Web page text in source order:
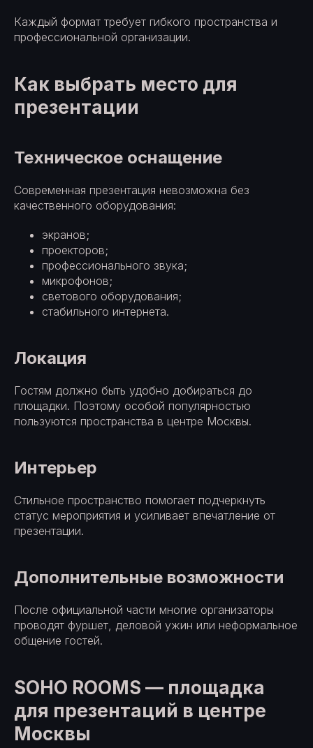
Каждый формат требует гибкого пространства и
профессиональной организации.
Как выбрать место для
презентации
Техническое оснащение
Современная презентация невозможна без
качественного оборудования:
экранов;
проекторов;
профессионального звука;
микрофонов;
светового оборудования;
стабильного интернета.
Локация
Гостям должно быть удобно добираться до
площадки. Поэтому особой популярностью
пользуются пространства в центре Москвы.
Интерьер
Стильное пространство помогает подчеркнуть
статус мероприятия и усиливает впечатление от
презентации.
Дополнительные возможности
После официальной части многие организаторы
проводят фуршет, деловой ужин или неформальное
общение гостей.
SOHO ROOMS — площадка
для презентаций в центре
Москвы